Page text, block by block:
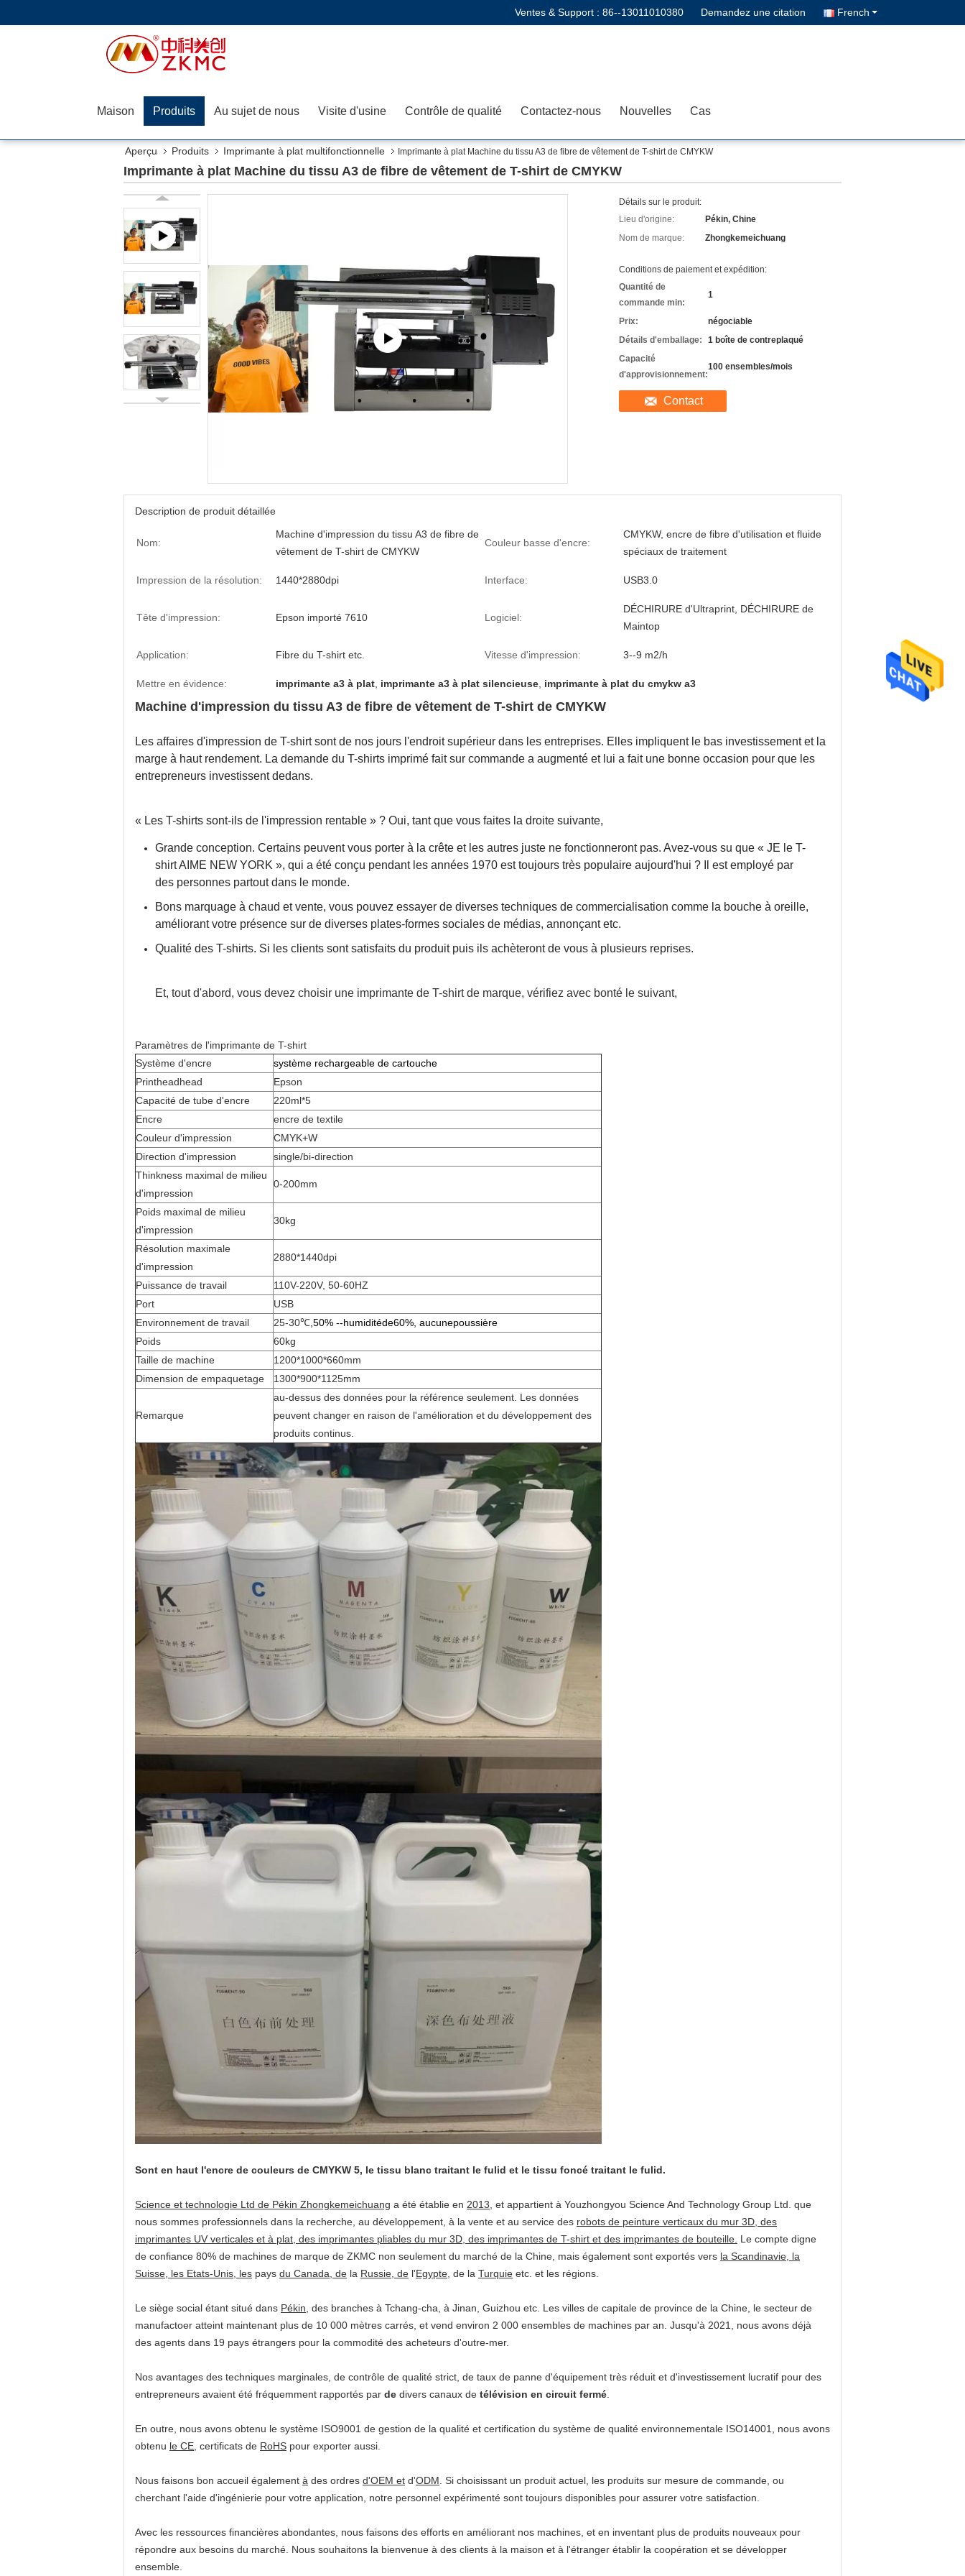
Ventes & Support : 86--13011010380 Demandez une citation French
Maison Produits Au sujet de nous Visite d'usine Contrôle de qualité Contactez-nous Nouvelles Cas
Aperçu Produits Imprimante à plat multifonctionnelle Imprimante à plat Machine du tissu A3 de fibre de vêtement de T-shirt de CMYKW
Imprimante à plat Machine du tissu A3 de fibre de vêtement de T-shirt de CMYKW
Détails sur le produit:
Lieu d'origine:
Pékin, Chine
Nom de marque:
Zhongkemeichuang
Conditions de paiement et expédition:
Quantité de
commande min:
1
Prix:
négociable
Détails d'emballage:
1 boîte de contreplaqué
Capacité
d'approvisionnement:
100 ensembles/mois
Contact
Description de produit détaillée
Nom:
Machine d'impression du tissu A3 de fibre de
vêtement de T-shirt de CMYKW
Couleur basse d'encre:
CMYKW, encre de fibre d'utilisation et fluide
spéciaux de traitement
Impression de la résolution: 1440*2880dpi Interface: USB3.0
Tête d'impression: Epson importé 7610 Logiciel:
DÉCHIRURE d'Ultraprint, DÉCHIRURE de
Maintop
Application: Fibre du T-shirt etc. Vitesse d'impression: 3--9 m2/h
Mettre en évidence: imprimante a3 à plat imprimante a3 à plat silencieuse imprimante à plat du cmykw a3
Machine d'impression du tissu A3 de fibre de vêtement de T-shirt de CMYKW
Les affaires d'impression de T-shirt sont de nos jours l'endroit supérieur dans les entreprises. Elles impliquent le bas investissement et la
marge à haut rendement. La demande du T-shirts imprimé fait sur commande a augmenté et lui a fait une bonne occasion pour que les
entrepreneurs investissent dedans.
« Les T-shirts sont-ils de l'impression rentable » ? Oui, tant que vous faites la droite suivante,
Grande conception. Certains peuvent vous porter à la crête et les autres juste ne fonctionneront pas. Avez-vous su que « JE le T-
shirt AIME NEW YORK », qui a été conçu pendant les années 1970 est toujours très populaire aujourd'hui ? Il est employé par
des personnes partout dans le monde.
Bons marquage à chaud et vente, vous pouvez essayer de diverses techniques de commercialisation comme la bouche à oreille,
améliorant votre présence sur de diverses plates-formes sociales de médias, annonçant etc.
Qualité des T-shirts. Si les clients sont satisfaits du produit puis ils achèteront de vous à plusieurs reprises.
Et, tout d'abord, vous devez choisir une imprimante de T-shirt de marque, vérifiez avec bonté le suivant,
Paramètres de l'imprimante de T-shirt
Système d'encre
système rechargeable de cartouche
Printheadhead
Epson
Capacité de tube d'encre
220ml*5
Encre
encre de textile
Couleur d'impression
CMYK+W
Direction d'impression
single/bi-direction
Thinkness maximal de milieu
d'impression
0-200mm
Poids maximal de milieu
d'impression
30kg
Résolution maximale
d'impression
2880*1440dpi
Puissance de travail
110V-220V, 50-60HZ
Port
USB
Environnement de travail
25-30℃ ,50% --humiditéde60%, aucunepoussière
Poids
60kg
Taille de machine
1200*1000*660mm
Dimension de empaquetage
1300*900*1125mm
Remarque
au-dessus des données pour la référence seulement. Les données
peuvent changer en raison de l'amélioration et du développement des
produits continus.
Sont en haut l'encre de couleurs de CMYKW 5, le tissu blanc traitant le fulid et le tissu foncé traitant le fulid.
Science et technologie Ltd de Pékin Zhongkemeichuang a été établie en 2013 , et appartient à Youzhongyou Science And Technology Group Ltd. que
nous sommes professionnels dans la recherche, au développement, à la vente et au service des robots de peinture verticaux du mur 3D, des
imprimantes UV verticales et à plat, des imprimantes pliables du mur 3D, des imprimantes de T-shirt et des imprimantes de bouteille. Le compte digne
de confiance 80% de machines de marque de ZKMC non seulement du marché de la Chine, mais également sont exportés vers la Scandinavie, la
Suisse, les Etats-Unis, les pays du Canada, de la Russie, de l'Egypte, de la Turquie etc. et les régions.
Le siège social étant situé dans Pékin, des branches à Tchang-cha, à Jinan, Guizhou etc. Les villes de capitale de province de la Chine, le secteur de
manufactoer atteint maintenant plus de 10 000 mètres carrés, et vend environ 2 000 ensembles de machines par an. Jusqu'à 2021, nous avons déjà
des agents dans 19 pays étrangers pour la commodité des acheteurs d'outre-mer.
Nos avantages des techniques marginales, de contrôle de qualité strict, de taux de panne d'équipement très réduit et d'investissement lucratif pour des
entrepreneurs avaient été fréquemment rapportés par de divers canaux de télévision en circuit fermé
En outre, nous avons obtenu le système ISO9001 de gestion de la qualité et certification du système de qualité environnementale ISO14001, nous avons
obtenu le CE, certificats de RoHS pour exporter aussi.
Nous faisons bon accueil également à des ordres d'OEM et d'ODM . Si choisissant un produit actuel, les produits sur mesure de commande, ou
cherchant l'aide d'ingénierie pour votre application, notre personnel expérimenté sont toujours disponibles pour assurer votre satisfaction.
Avec les ressources financières abondantes, nous faisons des efforts en améliorant nos machines, et en inventant plus de produits nouveaux pour
répondre aux besoins du marché. Nous souhaitons la bienvenue à des clients à la maison et à l'étranger établir la coopération et se développer
ensemble.